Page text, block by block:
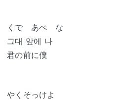
くで あぺ な
그대 앞에 나
君の前に僕
やくそっけよ